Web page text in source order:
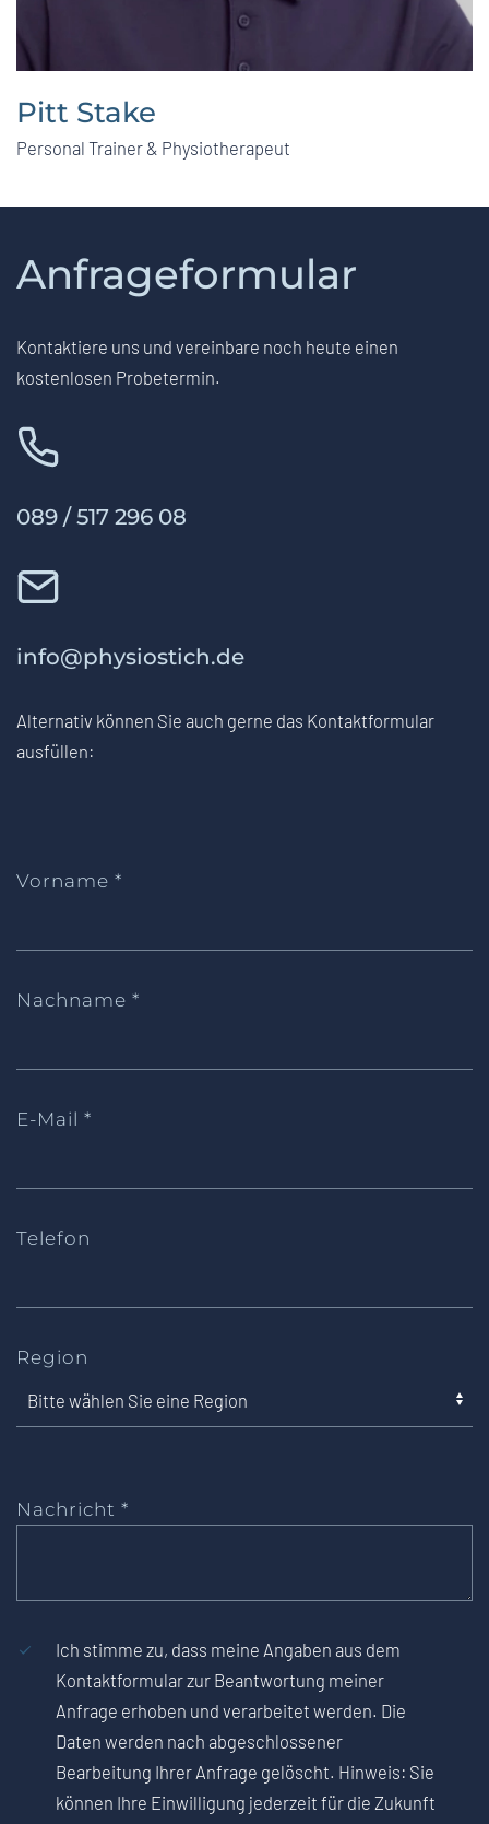
Pitt Stake
Personal Trainer & Physiotherapeut
Anfrageformular
Kontaktiere uns und vereinbare noch heute einen
kostenlosen Probetermin.
089 / 517 296 08
info@physiostich.de
Alternativ können Sie auch gerne das Kontaktformular
ausfüllen:
Vorname *
Nachname *
E-Mail *
Telefon
Region
Nachricht *
Ich stimme zu, dass meine Angaben aus dem
Kontaktformular zur Beantwortung meiner
Anfrage erhoben und verarbeitet werden. Die
Daten werden nach abgeschlossener
Bearbeitung Ihrer Anfrage gelöscht. Hinweis: Sie
können Ihre Einwilligung jederzeit für die Zukunft